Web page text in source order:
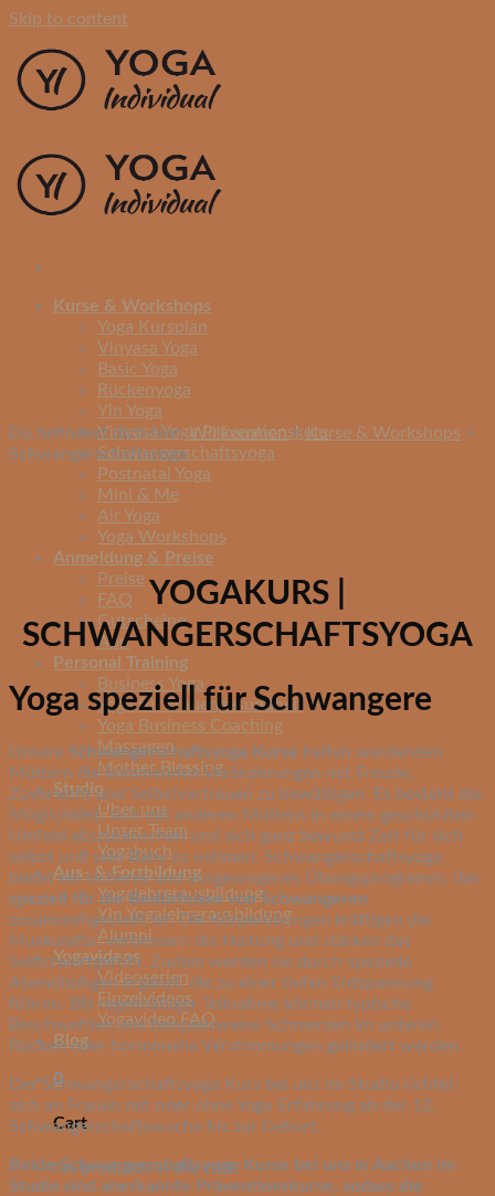
Skip to content
Kurse & Workshops
Yoga Kursplan
Vinyasa Yoga
Basic Yoga
Rückenyoga
Yin Yoga
Vinyasa Yoga Präventionskurs
Schwangerschaftsyoga
Postnatal Yoga
Mini & Me
Air Yoga
Yoga Workshops
Anmeldung & Preise
Preise
FAQ
Gutscheine
App
Personal Training
Business Yoga
Yoga für Frauengesundheit
Yoga Business Coaching
Massagen
Mother Blessing
Studio
Über uns
Unser Team
Yogabuch
Aus- & Fortbildung
Yogalehrerausbildung
Yin Yogalehrerausbildung
Alumni
Yogavideos
Videoserien
Einzelvideos
Yogavideo FAQ
Blog
0
Cart
No products in the cart.
Du befindest dich hier:Willkommen>Kurse & Workshops >
Schwangerschaftsyoga
YOGAKURS |
SCHWANGERSCHAFTSYOGA
Yoga speziell für Schwangere
Unsere Schwangerschaftsyoga Kurse helfen werdenden
Müttern die kommenden Veränderungen mit Freude,
Zuversicht und Selbstvertrauen zu bewältigen. Es besteht die
Möglichkeit, sich mit anderen Müttern in einem geschützten
Umfeld auszutauschen und sich ganz bewusst Zeit für sich
selbst und sein Baby zu nehmen. Schwangerschaftsyoga
bietet ein sicheres und ausgewogenes Übungsprogramm, das
speziell für die Bedürfnisse von Schwangeren
zusammengestellt ist. Die Körperübungen kräftigen die
Muskulatur, verbessern die H altung und stärken das
Selbstwertgefühl. Zudem werden sie durch spezielle
Atemübungen ergänzt, die zu einer tiefen Entspannung
führen. Bei regelmäßiger Teilnahme können typische
Beschwerden wie beispielsweise Schmerzen im unteren
Rücken oder hormonelle Verstimmungen gelindert werden.
Der Schwangerschaftsyoga Kurs bei uns im Studio richtet
sich an Frauen mit oder ohne Yoga Erfahrung ab der 12.
Schwangerschaftswoche bis zur Geburt.
Beide Schwangerschaftsyoga Kurse bei uns in Aachen im
Studio sind anerkannte Präventionskurse, sodass die